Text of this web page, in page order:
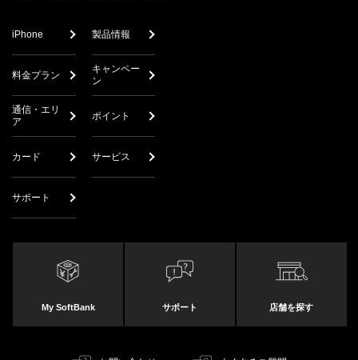
iPhone 製品情報
料金プラン
キャンペー
ン
通信・エリ
ア
ポイント
カード サービス
サポート
My SoftBank サポート 店舗を探す